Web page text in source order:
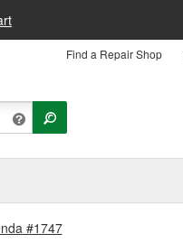
Find a Repair Shop
#1747